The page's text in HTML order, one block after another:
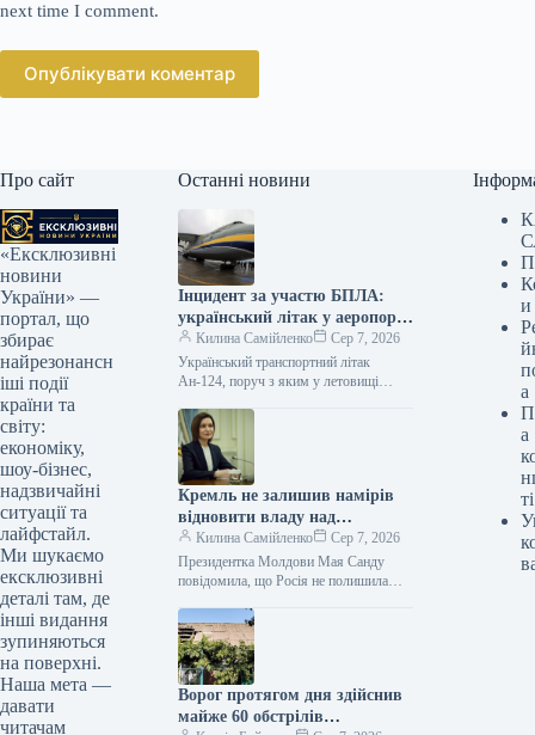
next time I comment.
Опублікувати коментар
Про сайт
«Ексклюзивні
новини
України» —
портал, що
збирає
найрезонансн
іші події
країни та
світу:
економіку,
шоу-бізнес,
надзвичайні
ситуації та
лайфстайл.
Ми шукаємо
ексклюзивні
деталі там, де
інші видання
зупиняються
на поверхні.
Наша мета —
давати
читачам
Останні новини
Інцидент за участю БПЛА:
український літак у аеропорту
Лейпцига був завантажений
боєприпасами
Килина Самійленко
Сер 7, 2026
Український транспортний літак
Ан-124, поруч з яким у летовищі
безпілотник з вибухівкою, перевозив
боєприпаси. Згідно з повідомленням
Кремль не залишив намірів
відновити владу над
Молдовою – Санду
Килина Самійленко
Сер 7, 2026
Президентка Молдови Мая Санду
повідомила, що Росія не полишила
державу своїй сфері впливу і
продовжує здійснювати…
Ворог протягом дня здійснив
майже 60 обстрілів
и
а
а
ті